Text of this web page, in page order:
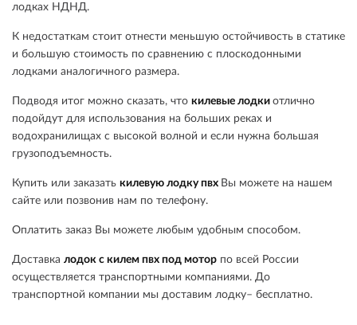
лодках НДНД.
К недостаткам стоит отнести меньшую остойчивость в статике
и большую стоимость по сравнению с плоскодонными
лодками аналогичного размера.
Подводя итог можно сказать, что килевые лодки отлично
подойдут для использования на больших реках и
водохранилищах с высокой волной и если нужна большая
грузоподъемность.
Купить или заказать килевую лодку пвх Вы можете на нашем
сайте или позвонив нам по телефону.
Оплатить заказ Вы можете любым удобным способом.
Доставка лодок с килем пвх под мотор по всей России
осуществляется транспортными компаниями. До
транспортной компании мы доставим лодку– бесплатно.